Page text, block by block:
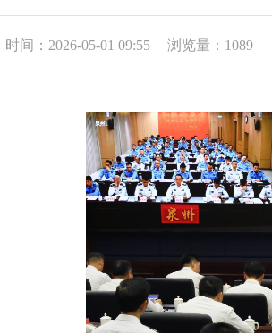
时间：2026-05-01 09:55 浏览量：1089